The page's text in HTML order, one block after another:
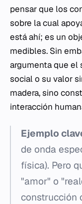
pensar que los
sobre la cual
está ahí; es un
medibles. Sin
argumenta que el
social o su valor
madera, sino
interacción
Ejemplo
de onda
física). Pero
"amor" o
construcción